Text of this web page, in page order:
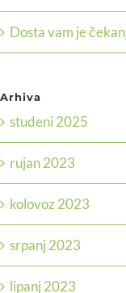
Dosta vam je
Arhiva
studeni 2025
rujan 2023
kolovoz 2023
srpanj 2023
lipanj 2023